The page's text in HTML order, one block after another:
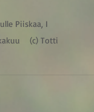
Piiskaa, I
(c) Totti